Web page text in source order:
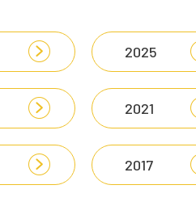
2025
2021
2017